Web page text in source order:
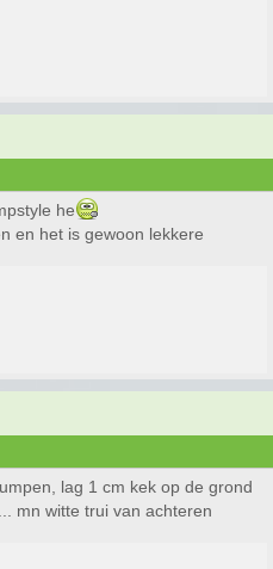
he
en het is gewoon lekkere
lag 1 cm kek op de grond
mn witte trui van achteren